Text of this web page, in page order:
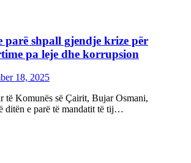
parë shpall gjendje krize për
pa leje dhe korrupsion
18, 2025
të Komunës së Çairit, Bujar Osmani,
ditën e parë të mandatit të tij…